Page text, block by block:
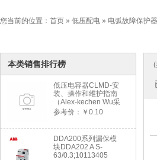
您当前的位置： 首页 » 低压配电 » 电弧故障保护器
本类销售排行榜
低压电容器CLMD-安
装、操作和维护指南
（Alex-kechen Wu采
购）-2022年版
参考价：￥0.10
DDA200系列漏保模
块DDA202 A S-
63/0.3;10113405
(